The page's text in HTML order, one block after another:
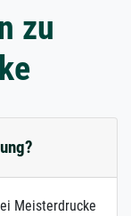
zu
Meisterdrucke